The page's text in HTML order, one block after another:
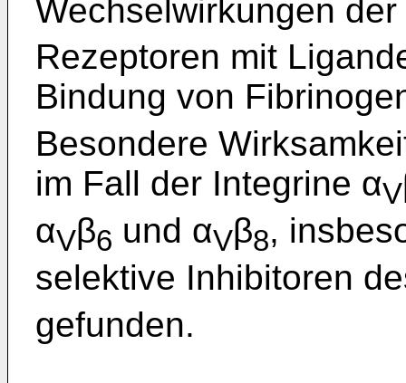
Wechselwirkungen der
Rezeptoren mit
Bindung von
Besondere
im Fall der Integrine αV
αVβ6 und αVβ8,
selektive Inhibitoren
gefunden.